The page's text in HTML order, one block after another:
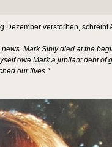
Dezember verstorben,
Mark Sibly died at the
owe Mark a jubilant debt of
our lives."